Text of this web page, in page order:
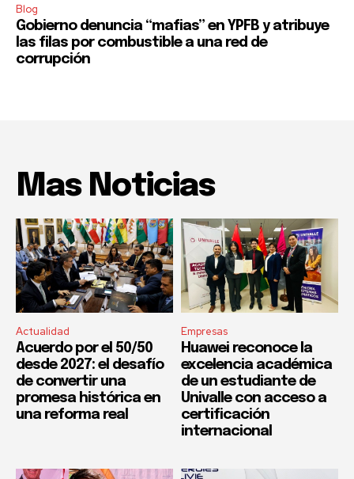
Blog
Gobierno denuncia “mafias” en YPFB y atribuye
las filas por combustible a una red de
corrupción
Mas Noticias
Actualidad
Acuerdo por el 50/50
desde 2027: el desafío
de convertir una
promesa histórica en
una reforma real
Empresas
Huawei reconoce la
excelencia académica
de un estudiante de
Univalle con acceso a
certificación
internacional